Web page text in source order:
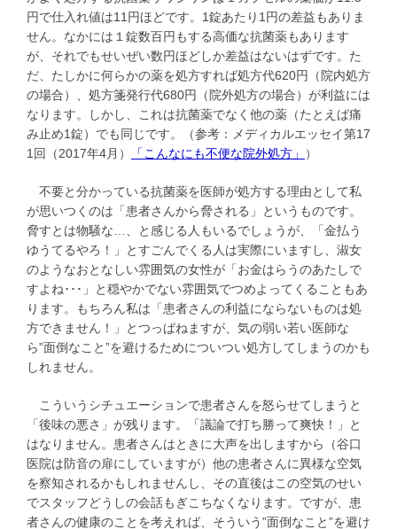
円で仕入れ値は11円ほどです。1錠あたり1円の差益もありま
せん。なかには１錠数百円もする高価な抗菌薬もあります
が、それでもせいぜい数円ほどしか差益はないはずです。た
だ、たしかに何らかの薬を処方すれば処方代620円（院内処方
の場合）、処方箋発行代680円（院外処方の場合）が利益には
なります。しかし、これは抗菌薬でなく他の薬（たとえば痛
み止め1錠）でも同じです。（参考：メディカルエッセイ第17
1回（2017年4月）
「こんなにも不便な院外処方」 ）
不要と分かっている抗菌薬を医師が処方する理由として私
が思いつくのは「患者さんから脅される」というものです。
脅すとは物騒な…、と感じる人もいるでしょうが、「金払う
ゆうてるやろ！」とすごんでくる人は実際にいますし、淑女
のようなおとなしい雰囲気の女性が「お金はらうのあたしで
すよね･･･」と穏やかでない雰囲気でつめよってくることもあ
ります。もちろん私は「患者さんの利益にならないものは処
方できません！」とつっぱねますが、気の弱い若い医師な
ら”面倒なこと”を避けるためについつい処方してしまうのかも
しれません。
こういうシチュエーションで患者さんを怒らせてしまうと
「後味の悪さ」が残ります。「議論で打ち勝って爽快！」と
はなりません。患者さんはときに大声を出しますから（谷口
医院は防音の扉にしていますが）他の患者さんに異様な空気
を察知されるかもしれませんし、その直後はこの空気のせい
でスタッフどうしの会話もぎこちなくなります。ですが、患
者さんの健康のことを考えれば、そういう”面倒なこと”を避け